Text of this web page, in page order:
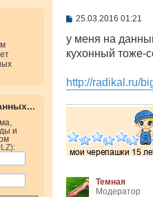
и
С
о
щ
и
25.03.2016 01:21
у меня на
кухонный тоже-
http://radikal.ru/
Темная
Модератор